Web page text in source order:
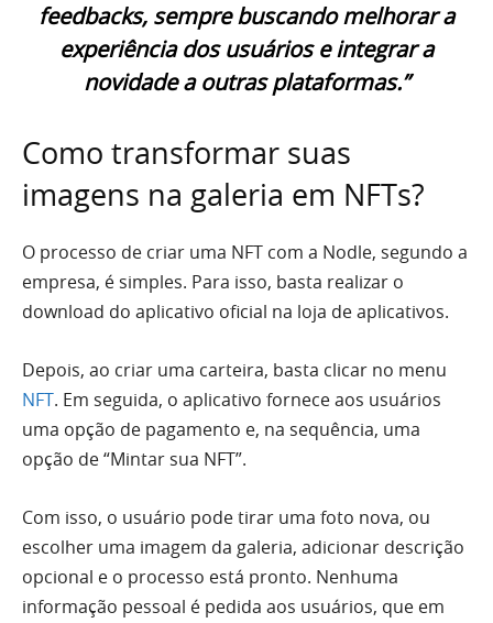
feedbacks, sempre buscando melhorar a
experiência dos usuários e integrar a
novidade a outras plataformas.”
Como transformar suas
imagens na galeria em NFTs?
O processo de criar uma NFT com a Nodle, segundo a
empresa, é simples. Para isso, basta realizar o
download do aplicativo oficial na loja de aplicativos.
Depois, ao criar uma carteira, basta clicar no menu
NFT. Em seguida, o aplicativo fornece aos usuários
uma opção de pagamento e, na sequência, uma
opção de “Mintar sua NFT”.
Com isso, o usuário pode tirar uma foto nova, ou
escolher uma imagem da galeria, adicionar descrição
opcional e o processo está pronto. Nenhuma
informação pessoal é pedida aos usuários, que em